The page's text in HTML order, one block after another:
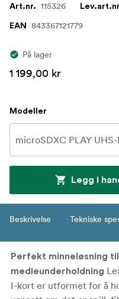
Art.nr. 115326
EAN 843367121779
På lager
1 199,00 kr
Modeller
Legg i
Beskrivelse Tekniske
Perfekt minneløsning
medieunderholdning
I-kort er utformet for å